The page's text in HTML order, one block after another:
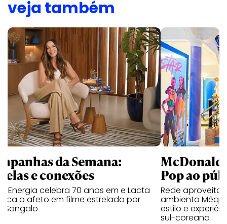
veja também
da Semana:
e conexões
Energia celebra 70 anos em e Lacta
o afeto em filme estrelado por
Sangalo
Pop ao
Rede aproveita
ambienta Méqui
estilo e
sul-coreana